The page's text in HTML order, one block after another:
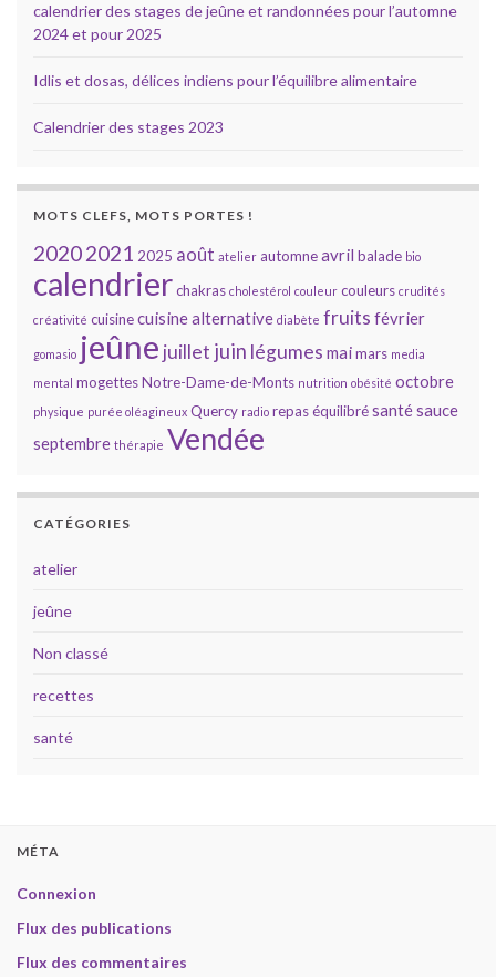
calendrier des stages de jeûne et randonnées pour l’automne
2024 et pour 2025
Idlis et dosas, délices indiens pour l’équilibre alimentaire
Calendrier des stages 2023
MOTS CLEFS, MOTS PORTES !
20202021 2025 août atelier automneavril balade bio
calendrierchakras cholestérol couleur couleurs crudités
créativité cuisinecuisine alternative diabète fruits février
gomasio jeûne juillet juin légumes maimars media
mental mogettesNotre-Dame-de-Monts nutrition obésité octobre
physique purée oléagineux Quercy radio repas équilibrésantésauce
septembre thérapie Vendée
CATÉGORIES
atelier
jeûne
Non classé
recettes
santé
MÉTA
Connexion
Flux des publications
Flux des commentaires